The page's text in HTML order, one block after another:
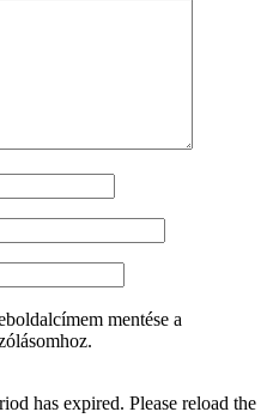
mentése a
has expired. Please reload the